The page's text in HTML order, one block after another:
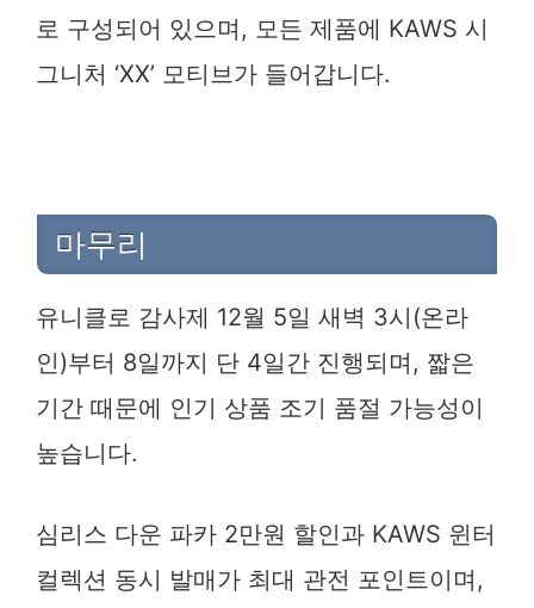
로 구성되어 있으며, 모든 제품에 KAWS 시
그니처 ‘XX’ 모티브가 들어갑니다.
마무리
유니클로 감사제 12월 5일 새벽 3시(온라
인)부터 8일까지 단 4일간 진행되며, 짧은
기간 때문에 인기 상품 조기 품절 가능성이
높습니다.
심리스 다운 파카 2만원 할인과 KAWS 윈터
컬렉션 동시 발매가 최대 관전 포인트이며,